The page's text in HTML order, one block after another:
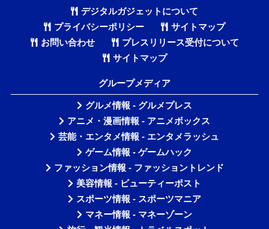
デジタルガジェットについて
プライバシーポリシー
サイトマップ
お問い合わせ
プレスリリース受付について
サイトマップ
グループメディア
グルメ情報 - グルメプレス
アニメ・漫画情報 - アニメボックス
芸能・エンタメ情報 - エンタメラッシュ
ゲーム情報 - ゲームハック
ファッション情報 - ファッショントレンド
美容情報 - ビューティーポスト
スポーツ情報 - スポーツマニア
マネー情報 - マネーゾーン